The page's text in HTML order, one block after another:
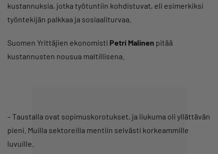
kustannuksia, jotka työtuntiin kohdistuvat, eli esimerkiksi
työntekijän palkkaa ja sosiaaliturvaa.
Suomen Yrittäjien ekonomisti Petri Malinen pitää
kustannusten nousua maltillisena.
– Taustalla ovat sopimuskorotukset, ja liukuma oli yllättävän
pieni. Muilla sektoreilla mentiin selvästi korkeammille
luvuille.